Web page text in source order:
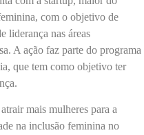
com o objetivo de
liderança nas áreas
A ação faz parte do programa
que tem como objetivo ter
mais mulheres para a
na inclusão feminina no